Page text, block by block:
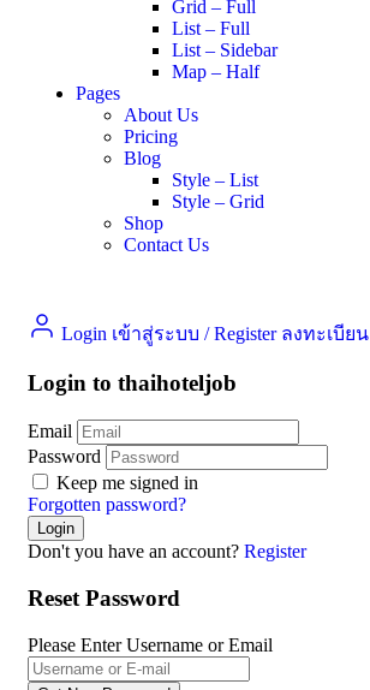
Grid – Full
List – Full
List – Sidebar
Map – Half
Pages
About Us
Pricing
Blog
Style – List
Style – Grid
Shop
Contact Us
Login เข้าสู่ระบบ / Register ลงทะเบียน
Login to thaihoteljob
Email
Password
Keep me signed in
Forgotten password?
Don't you have an account? Register
Reset Password
Please Enter Username or Email